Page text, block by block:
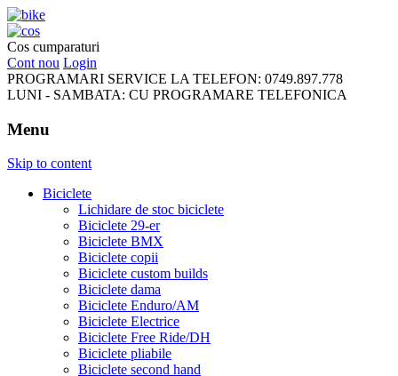
FreeRideBikes
Cos cumparaturi
Cont nou Login
PROGRAMARI SERVICE LA TELEFON: 0749.897.778
LUNI - SAMBATA: CU PROGRAMARE TELEFONICA
Menu
Skip to content
Biciclete
Lichidare de stoc biciclete
Biciclete 29-er
Biciclete BMX
Biciclete copii
Biciclete custom builds
Biciclete dama
Biciclete Enduro/AM
Biciclete Electrice
Biciclete Free Ride/DH
Biciclete pliabile
Biciclete second hand